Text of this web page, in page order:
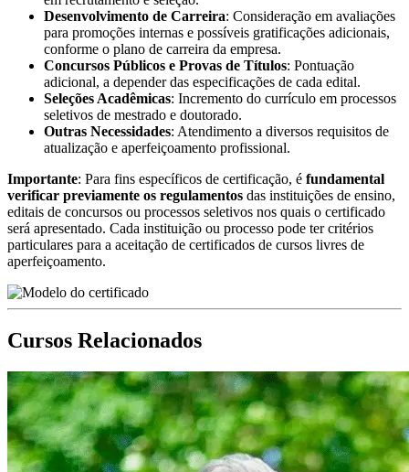
Desenvolvimento de Carreira: Consideração em avaliações
para promoções internas e possíveis gratificações adicionais,
conforme o plano de carreira da empresa.
Concursos Públicos e Provas de Títulos: Pontuação
adicional, a depender das especificações de cada edital.
Seleções Acadêmicas: Incremento do currículo em processos
seletivos de mestrado e doutorado.
Outras Necessidades: Atendimento a diversos requisitos de
atualização e aperfeiçoamento profissional.
Importante: Para fins específicos de certificação, é fundamental
verificar previamente os regulamentos das instituições de ensino,
editais de concursos ou processos seletivos nos quais o certificado
será apresentado. Cada instituição ou processo pode ter critérios
particulares para a aceitação de certificados de cursos livres de
aperfeiçoamento.
Cursos Relacionados